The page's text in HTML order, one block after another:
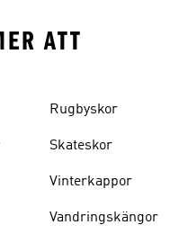
ATT
Rugbyskor
Skateskor
Vinterkappor
Vandringskängor